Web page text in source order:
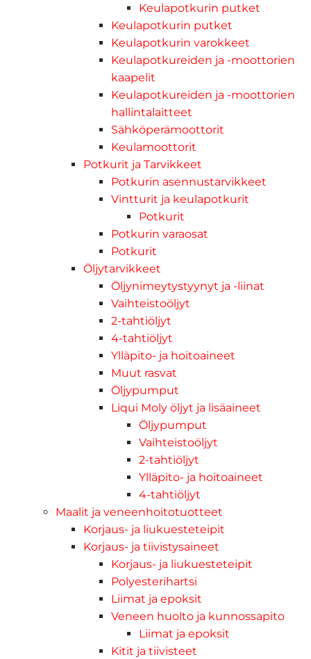
Keulapotkurin putket
Keulapotkurin putket
Keulapotkurin varokkeet
Keulapotkureiden ja -moottorien
kaapelit
Keulapotkureiden ja -moottorien
hallintalaitteet
Sähköperämoottorit
Keulamoottorit
Potkurit ja Tarvikkeet
Potkurin asennustarvikkeet
Vintturit ja keulapotkurit
Potkurit
Potkurin varaosat
Potkurit
Öljytarvikkeet
Öljynimeytystyynyt ja -liinat
Vaihteistoöljyt
2-tahtiöljyt
4-tahtiöljyt
Ylläpito- ja hoitoaineet
Muut rasvat
Öljypumput
Liqui Moly öljyt ja lisäaineet
Öljypumput
Vaihteistoöljyt
2-tahtiöljyt
Ylläpito- ja hoitoaineet
4-tahtiöljyt
Maalit ja veneenhoitotuotteet
Korjaus- ja liukuesteteipit
Korjaus- ja tiivistysaineet
Korjaus- ja liukuesteteipit
Polyesterihartsi
Liimat ja epoksit
Veneen huolto ja kunnossapito
Liimat ja epoksit
Kitit ja tiivisteet